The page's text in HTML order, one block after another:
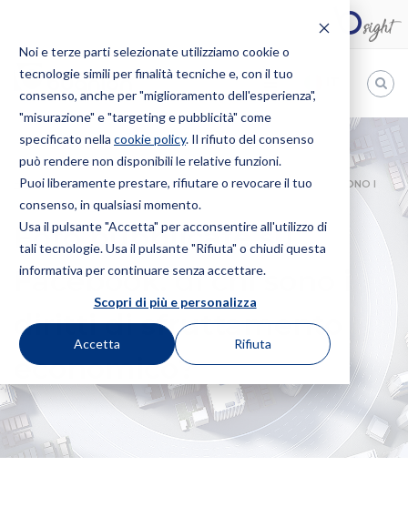
Noi e terze parti selezionate utilizziamo cookie o
tecnologie simili per finalità tecniche e, con il tuo
consenso, anche per "miglioramento dell'esperienza",
"misurazione" e "targeting e pubblicità" come
specificato nella cookie policy. Il rifiuto del consenso
può rendere non disponibili le relative funzioni.
Puoi liberamente prestare, rifiutare o revocare il tuo
consenso, in qualsiasi momento.
Usa il pulsante "Accetta" per acconsentire all'utilizzo di
tali tecnologie. Usa il pulsante "Rifiuta" o chiudi questa
informativa per continuare senza accettare.
Scopri di più e personalizza
Accetta Rifiuta
Bugnion
The
way
HOME NEWS
FOTO PUBBLICATE SU FACEBOOK: DI CHI SONO I
DIRITTI DI SFRUTTAMENTO ECONOMICO?
Foto pubblicate su
Facebook: di chi sono i
diritti di sfruttamento
economico?